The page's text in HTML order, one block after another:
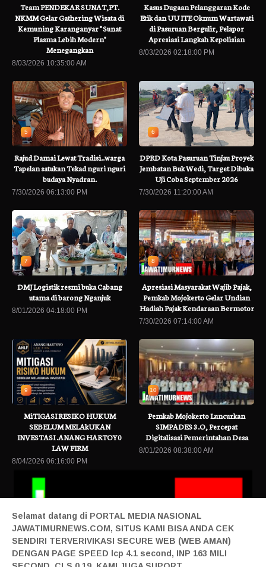
Team PENDEKAR SUNAT,PT.
NKMM Gelar Gathering Wisata di
Kemuning Karanganyar " Sunat
Plasma Lebih Modern"
Menegangkan
8/03/2026 10:35:00 AM
Kasus Dugaan Pelanggaran Kode
Etik dan UU ITE Oknum Wartawati
di Pasuruan Bergulir, Pelapor
Apresiasi Langkah Kepolisian
8/03/2026 02:18:00 PM
5
Rajud Damai Lewat Tradisi..warga
Tapelan satukan Tekad nguri nguri
budaya Nyadran.
7/30/2026 06:13:00 PM
6
DPRD Kota Pasuruan Tinjau Proyek
Jembatan Buk Wedi, Target Dibuka
Uji Coba September 2026
7/30/2026 11:20:00 AM
7
DMJ Logistik resmi buka Cabang
utama di barong Nganjuk
8/01/2026 04:18:00 PM
8
Apresiasi Masyarakat Wajib Pajak,
Pemkab Mojokerto Gelar Undian
Hadiah Pajak Kendaraan Bermotor
7/30/2026 07:14:00 AM
9
MiTIGASI RESIKO HUKUM
SEBELUM MELAkUKAN
INVESTASI .ANANG HARTOY0
LAW FIRM
8/04/2026 06:16:00 PM
10
Pemkab Mojokerto Luncurkan
SIMPADES 3.O, Percepat
Digitalisasi Pemerintahan Desa
8/01/2026 08:38:00 AM
Selamat datang di PORTAL MEDIA NASIONAL
JAWATIMURNEWS.COM, SITUS KAMI BISA ANDA CEK
SENDIRI TERVERIVIKASI SECURE WEB (WEB AMAN)
DENGAN PAGE SPEED lcp 4.1 second, INP 163 MILI